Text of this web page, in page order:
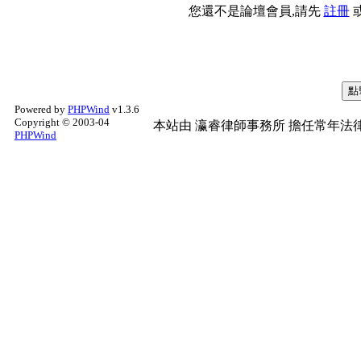
您還不是論壇會員,請先 註冊
Powered by PHPWind v1.3.6
Copyright © 2003-04
PHPWind
本站由 瀛睿律師事務所 擔任常年法